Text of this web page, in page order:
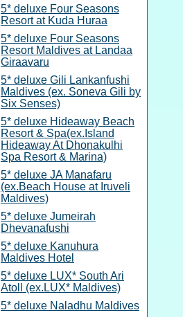
5* deluxe Four Seasons
Resort at Kuda Huraa
5* deluxe Four Seasons
Resort Maldives at Landaa
Giraavaru
5* deluxe Gili Lankanfushi
Maldives (ex. Soneva Gili by
Six Senses)
5* deluxe Hideaway Beach
Resort & Spa(ex.Island
Hideaway At Dhonakulhi
Spa Resort & Marina)
5* deluxe JA Manafaru
(ex.Beach House at Iruveli
Maldives)
5* deluxe Jumeirah
Dhevanafushi
5* deluxe Kanuhura
Maldives Hotel
5* deluxe LUX* South Ari
Atoll (ex.LUX* Maldives)
5* deluxe Naladhu Maldives